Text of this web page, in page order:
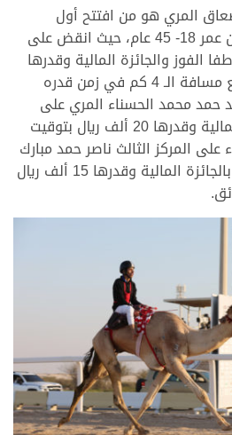
المري هو من افتتح أول
أشواط السباق التراثي من عمر 18- 45 عام، حيث انقض على
الفوز والجائزة المالية وقدرها
100 ألف ريال بعد أن قطع مسافة الـ 4 كم في زمن قدره
راشد حمد محمد الحسناء المري على
الوصافة محققا الجائزة المالية وقدرها 20 ألف ريال بتوقيت
وجاء على المركز الثالث ناصر حمد مبارك
الشايق الشهواني ليفوز بالجائزة المالية وقدرها 15 ألف ريال